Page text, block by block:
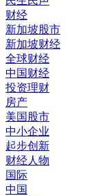
财经
新加坡股市
新加坡财经
全球财经
中国财经
投资理财
房产
美国股市
中小企业
起步创新
财经人物
国际
中国